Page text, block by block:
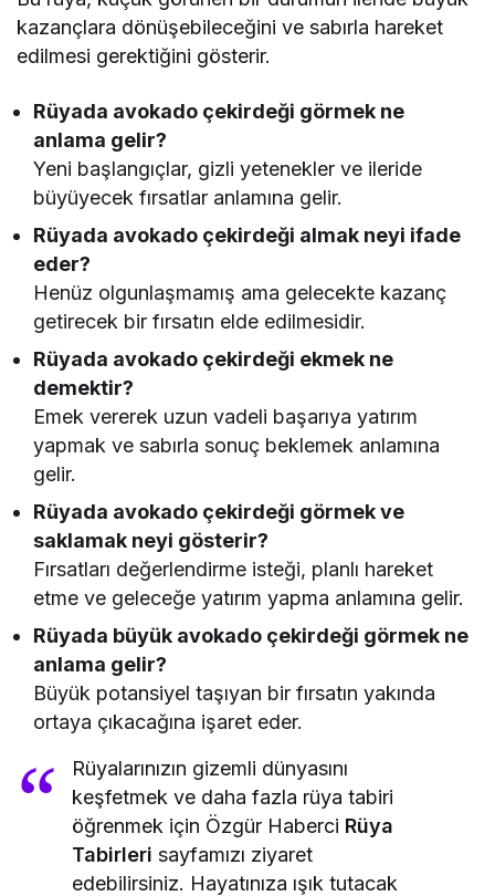
kazançlara dönüşebileceğini ve sabırla hareket
edilmesi gerektiğini gösterir.
Rüyada avokado çekirdeği görmek ne
anlama gelir?
Yeni başlangıçlar, gizli yetenekler ve ileride
büyüyecek fırsatlar anlamına gelir.
Rüyada avokado çekirdeği almak neyi ifade
eder?
Henüz olgunlaşmamış ama gelecekte kazanç
getirecek bir fırsatın elde edilmesidir.
Rüyada avokado çekirdeği ekmek ne
demektir?
Emek vererek uzun vadeli başarıya yatırım
yapmak ve sabırla sonuç beklemek anlamına
gelir.
Rüyada avokado çekirdeği görmek ve
saklamak neyi gösterir?
Fırsatları değerlendirme isteği, planlı hareket
etme ve geleceğe yatırım yapma anlamına gelir.
Rüyada büyük avokado çekirdeği görmek ne
anlama gelir?
Büyük potansiyel taşıyan bir fırsatın yakında
ortaya çıkacağına işaret eder.
Rüyalarınızın gizemli dünyasını
keşfetmek ve daha fazla rüya tabiri
öğrenmek için Özgür Haberci Rüya
Tabirleri sayfamızı ziyaret
edebilirsiniz. Hayatınıza ışık tutacak